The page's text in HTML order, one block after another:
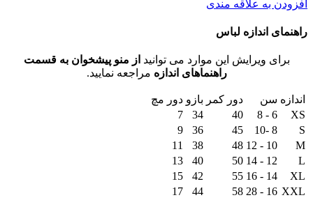
افزودن به علاقه مندی
راهنمای اندازه لباس
برای ویرایش این موارد می توانید از منو پیشخوان به قسمت
راهنماهای اندازه مراجعه نمایید.
اندازه سن دور کمر بازو دور مچ
XS
6 - 8
40
34
7
S
8 -10
45
36
9
M
10 - 12
48
38
11
L
12 - 14
50
40
13
XL
14 - 16
55
42
15
XXL
16 - 28
58
44
17